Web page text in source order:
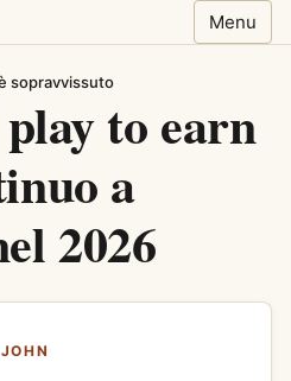
Menu
sopravvissuto
to earn
a
2026